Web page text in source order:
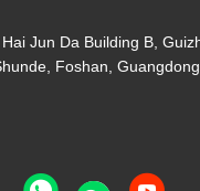
Jun Da Building B,
Foshan,